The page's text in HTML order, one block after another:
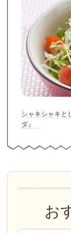
シャキシャキと
ダ』
お